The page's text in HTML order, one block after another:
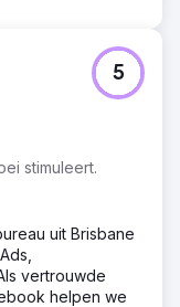
stimuleert.
5
uit Brisbane
vertrouwde
helpen we